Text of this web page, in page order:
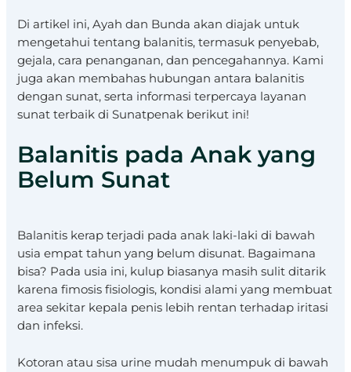
Di artikel ini, Ayah dan Bunda akan diajak untuk
mengetahui tentang balanitis, termasuk penyebab,
gejala, cara penanganan, dan pencegahannya. Kami
juga akan membahas hubungan antara balanitis
dengan sunat, serta informasi terpercaya layanan
sunat terbaik di Sunatpenak berikut ini!
Balanitis pada Anak yang
Belum Sunat
Balanitis kerap terjadi pada anak laki-laki di bawah
usia empat tahun yang belum disunat. Bagaimana
bisa? Pada usia ini, kulup biasanya masih sulit ditarik
karena fimosis fisiologis, kondisi alami yang membuat
area sekitar kepala penis lebih rentan terhadap iritasi
dan infeksi.
Kotoran atau sisa urine mudah menumpuk di bawah